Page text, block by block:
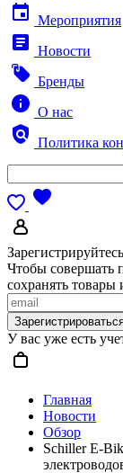
Мероприятия
Новости
Бренды
О нас
Политика
Зарегистрируйтесь
Чтобы совершать
сохранять товары
У вас уже есть
Главная
Новости
Обзор
Schiller E-